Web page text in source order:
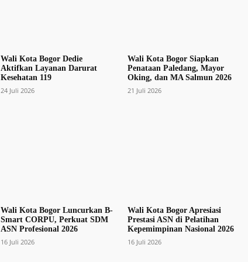
Wali Kota Bogor Dedie
Aktifkan Layanan Darurat
Kesehatan 119
24 Juli 2026
Wali Kota Bogor Siapkan
Penataan Paledang, Mayor
Oking, dan MA Salmun 2026
21 Juli 2026
Wali Kota Bogor Luncurkan B-
Smart CORPU, Perkuat SDM
ASN Profesional 2026
16 Juli 2026
Wali Kota Bogor Apresiasi
Prestasi ASN di Pelatihan
Kepemimpinan Nasional 2026
16 Juli 2026